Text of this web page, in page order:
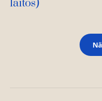
laitos)